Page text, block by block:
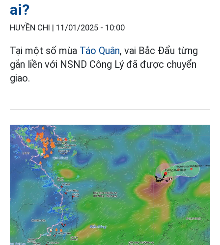
ai?
HUYỀN CHI | 11/01/2025 - 10:00
Tại một số mùa Táo Quân, vai Bắc Đẩu từng
gắn liền với NSND Công Lý đã được chuyển
giao.